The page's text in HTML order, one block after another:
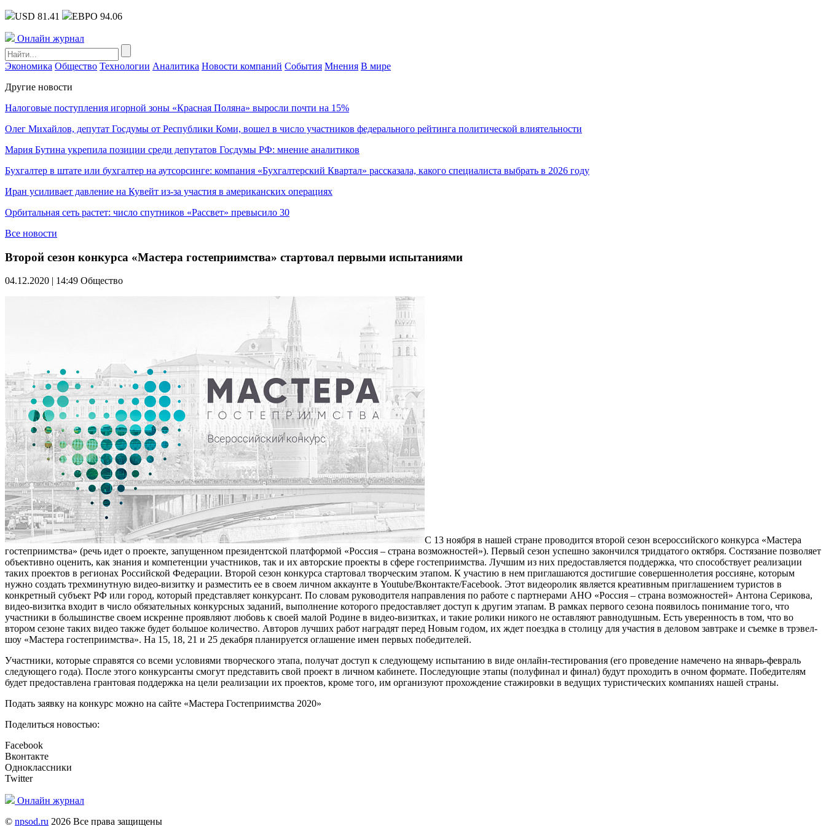
USD 81.41 ЕВРО 94.06
Онлайн журнал
Экономика Общество Технологии Аналитика Новости компаний События Мнения В мире
Другие новости
Налоговые поступления игорной зоны «Красная Поляна» выросли почти на 15%
Олег Михайлов, депутат Госдумы от Республики Коми, вошел в число участников федерального рейтинга политической влиятельности
Мария Бутина укрепила позиции среди депутатов Госдумы РФ: мнение аналитиков
Бухгалтер в штате или бухгалтер на аутсорсинге: компания «Бухгалтерский Квартал» рассказала, какого специалиста выбрать в 2026 году
Иран усиливает давление на Кувейт из-за участия в американских операциях
Орбитальная сеть растет: число спутников «Рассвет» превысило 30
Все новости
Второй сезон конкурса «Мастера гостеприимства» стартовал первыми испытаниями
04.12.2020 | 14:49 Общество
С 13 ноября в нашей стране проводится второй сезон всероссийского конкурса «Мастера
гостеприимства» (речь идет о проекте, запущенном президентской платформой «Россия – страна возможностей»). Первый сезон успешно закончился тридцатого октября. Состязание позволяет
объективно оценить, как знания и компетенции участников, так и их авторские проекты в сфере гостеприимства. Лучшим из них предоставляется поддержка, что способствует реализации
таких проектов в регионах Российской Федерации. Второй сезон конкурса стартовал творческим этапом. К участию в нем приглашаются достигшие совершеннолетия россияне, которым
нужно создать трехминутную видео-визитку и разместить ее в своем личном аккаунте в Youtube/Вконтакте/Facebook. Этот видеоролик является креативным приглашением туристов в
конкретный субъект РФ или город, который представляет конкурсант. По словам руководителя направления по работе с партнерами АНО «Россия – страна возможностей» Антона Серикова,
видео-визитка входит в число обязательных конкурсных заданий, выполнение которого предоставляет доступ к другим этапам. В рамках первого сезона появилось понимание того, что
участники в большинстве своем искренне проявляют любовь к своей малой Родине в видео-визитках, и такие ролики никого не оставляют равнодушным. Есть уверенность в том, что во
втором сезоне таких видео также будет большое количество. Авторов лучших работ наградят перед Новым годом, их ждет поездка в столицу для участия в деловом завтраке и съемке в трэвел-
шоу «Мастера гостеприимства». На 15, 18, 21 и 25 декабря планируется оглашение имен первых победителей.
Участники, которые справятся со всеми условиями творческого этапа, получат доступ к следующему испытанию в виде онлайн-тестирования (его проведение намечено на январь-февраль
следующего года). После этого конкурсанты смогут представить свой проект в личном кабинете. Последующие этапы (полуфинал и финал) будут проходить в очном формате. Победителям
будет предоставлена грантовая поддержка на цели реализации их проектов, кроме того, им организуют прохождение стажировки в ведущих туристических компаниях нашей страны.
Подать заявку на конкурс можно на сайте «Мастера Гостеприимства 2020»
Поделиться новостью:
Facebook
Вконтакте
Одноклассники
Twitter
Онлайн журнал
© npsod.ru 2026 Все права защищены